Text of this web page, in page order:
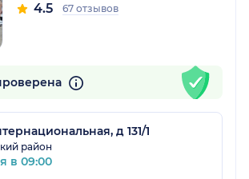
4.5 67 отзывов
д 131/1
район
в 09:00